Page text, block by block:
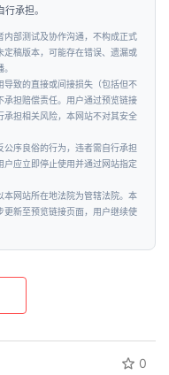
承担。
部测试及协作沟通，不构成正式
定稿版本，可能存在错误、遗漏或
导致的直接或间接损失（包括但不
承担赔偿责任。用户通过预览链接
担相关风险，本网站不对其安全
序良俗的行为，违者需自行承担
应立即停止使用并通过网站指定
网站所在地法院为管辖法院。本
更新至预览链接页面，用户继续使
0